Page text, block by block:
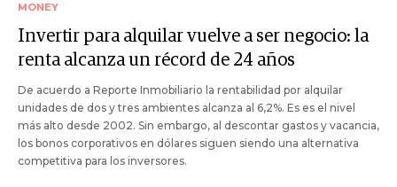
MONEY
Invertir para alquilar vuelve a ser negocio: la
renta alcanza un récord de 24 años
De acuerdo a Reporte Inmobiliario la rentabilidad por alquilar
unidades de dos y tres ambientes alcanza al 6,2%. Es es el nivel
más alto desde 2002. Sin embargo, al descontar gastos y vacancia,
los bonos corporativos en dólares siguen siendo una alternativa
competitiva para los inversores.